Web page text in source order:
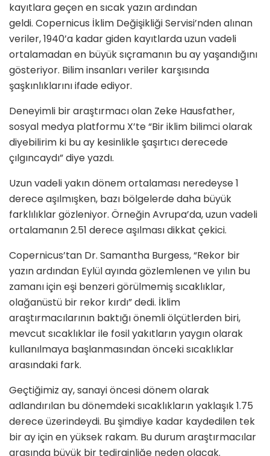
kayıtlara geçen en sıcak yazın ardından
geldi. Copernicus İklim Değişikliği Servisi’nden alınan
veriler, 1940’a kadar giden kayıtlarda uzun vadeli
ortalamadan en büyük sıçramanın bu ay yaşandığını
gösteriyor. Bilim insanları veriler karşısında
şaşkınlıklarını ifade ediyor.
Deneyimli bir araştırmacı olan Zeke Hausfather,
sosyal medya platformu X’te “Bir iklim bilimci olarak
diyebilirim ki bu ay kesinlikle şaşırtıcı derecede
çılgıncaydı” diye yazdı.
Uzun vadeli yakın dönem ortalaması neredeyse 1
derece aşılmışken, bazı bölgelerde daha büyük
farklılıklar gözleniyor. Örneğin Avrupa’da, uzun vadeli
ortalamanın 2.51 derece aşılması dikkat çekici.
Copernicus’tan Dr. Samantha Burgess, “Rekor bir
yazın ardından Eylül ayında gözlemlenen ve yılın bu
zamanı için eşi benzeri görülmemiş sıcaklıklar,
olağanüstü bir rekor kırdı” dedi. İklim
araştırmacılarının baktığı önemli ölçütlerden biri,
mevcut sıcaklıklar ile fosil yakıtların yaygın olarak
kullanılmaya başlanmasından önceki sıcaklıklar
arasındaki fark.
Geçtiğimiz ay, sanayi öncesi dönem olarak
adlandırılan bu dönemdeki sıcaklıkların yaklaşık 1.75
derece üzerindeydi. Bu şimdiye kadar kaydedilen tek
bir ay için en yüksek rakam. Bu durum araştırmacılar
arasında büyük bir tedirginliğe neden olacak.